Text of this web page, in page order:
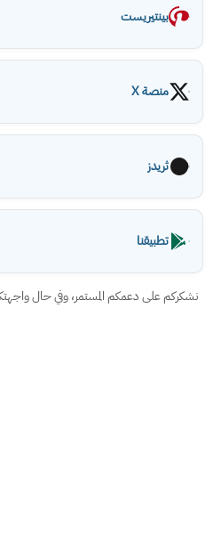
بينتيريست
منصة X
ثريدز
تطبيقنا
نشكركم على دعمكم المستمر، وفي حال